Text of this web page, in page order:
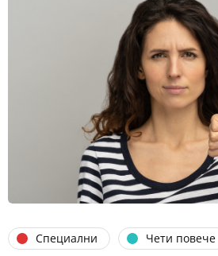
Специални Чети повече